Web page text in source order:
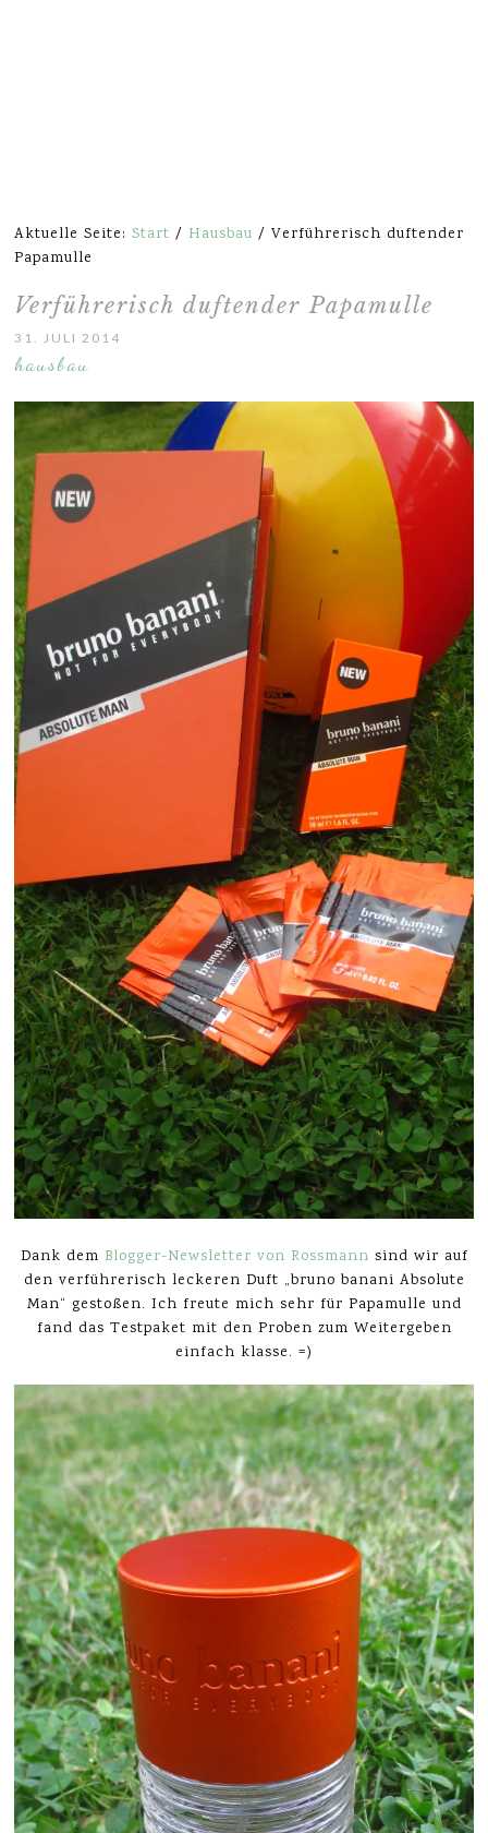
Aktuelle Seite:Start / Hausbau / Verführerisch duftender
Papamulle
Verführerisch duftender Papamulle
31. JULI 2014
hausbau
Dank dem Blogger-Newsletter von Rossmann sind wir auf
den verführerisch leckeren Duft „bruno banani Absolute
Man“ gestoßen. Ich freute mich sehr für Papamulle und
fand das Testpaket mit den Proben zum Weitergeben
einfach klasse. =)